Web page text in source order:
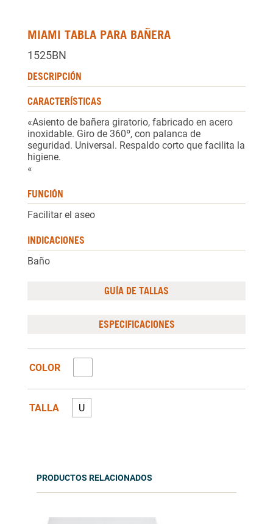
MIAMI TABLA PARA BAÑERA
1525BN
DESCRIPCIÓN
CARACTERÍSTICAS
«Asiento de bañera giratorio, fabricado en acero
inoxidable. Giro de 360º, con palanca de
seguridad. Universal. Respaldo corto que facilita la
higiene.
«
FUNCIÓN
Facilitar el aseo
INDICACIONES
Baño
GUÍA DE TALLAS
ESPECIFICACIONES
COLOR
TALLA U
PRODUCTOS RELACIONADOS